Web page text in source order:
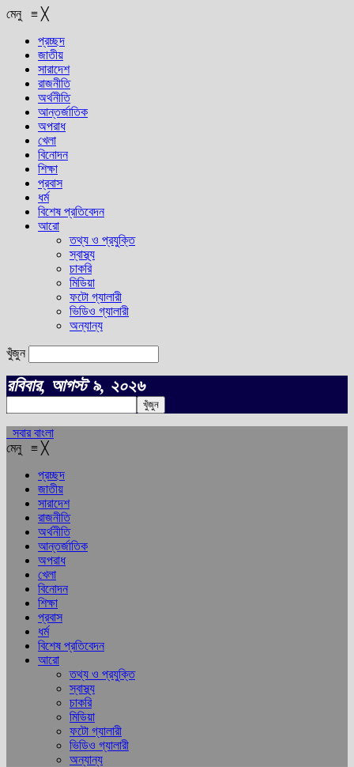
মেনু ≡ ╳
প্রচ্ছদ
জাতীয়
সারাদেশ
রাজনীতি
অর্থনীতি
আন্তর্জাতিক
অপরাধ
খেলা
বিনোদন
শিক্ষা
প্রবাস
ধর্ম
বিশেষ প্রতিবেদন
আরো
তথ্য ও প্রযুক্তি
স্বাস্থ্য
চাকরি
মিডিয়া
ফটো গ্যালারী
ভিডিও গ্যালারী
অন্যান্য
খুঁজুন
রবিবার, আগস্ট ৯, ২০২৬
সবার বাংলা
মেনু ≡ ╳
প্রচ্ছদ
জাতীয়
সারাদেশ
রাজনীতি
অর্থনীতি
আন্তর্জাতিক
অপরাধ
খেলা
বিনোদন
শিক্ষা
প্রবাস
ধর্ম
বিশেষ প্রতিবেদন
আরো
তথ্য ও প্রযুক্তি
স্বাস্থ্য
চাকরি
মিডিয়া
ফটো গ্যালারী
ভিডিও গ্যালারী
অন্যান্য